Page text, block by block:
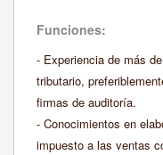
Funciones:
- Experiencia de más
tributario,
firmas de auditoría.
- Conocimientos en
impuesto a las ventas